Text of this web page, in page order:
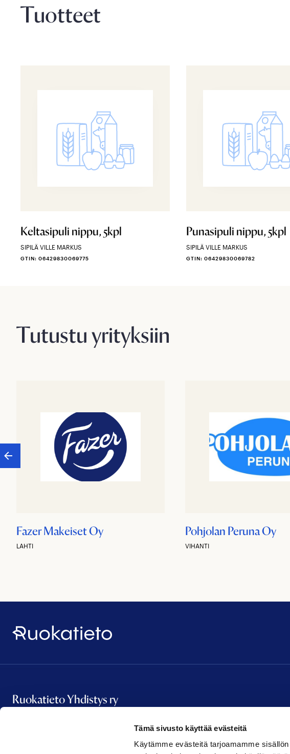
Tämä sivusto käyttää evästeitä
Käytämme evästeitä tarjoamamme
Tuotteet
Keltasipuli nippu, 5kpl
SIPILÄ VILLE MARKUS
GTIN: 06429830069775
Punasipuli nippu, 5kpl
SIPILÄ VILLE MARKUS
GTIN: 06429830069782
Tutustu yrityksiin
Fazer Makeiset Oy
LAHTI
Pohjolan Peruna Oy
VIHANTI
Ruokatieto
Ruokatieto Yhdistys ry